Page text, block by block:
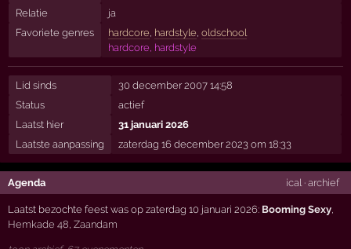
Relatie
ja
Favoriete genres
hardcore hardstyle oldschool
hardcore, hardstyle
Lid sinds
30 december 2007 14:58
Status
actief
Laatst hier
31 januari 2026
Laatste aanpassing
zaterdag 16 december 2023 om 18:33
Agenda ical · archief
Laatst bezochte feest was op zaterdag 10 januari 2026: Booming Sexy,
Hemkade 48,Zaandam